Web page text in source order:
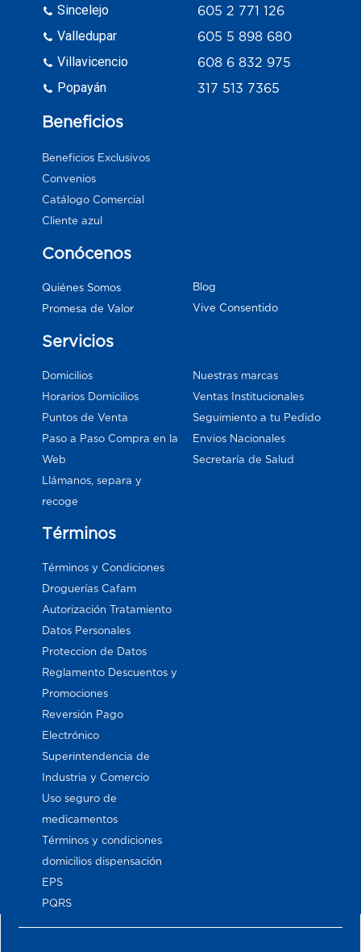
Sincelejo
Valledupar
Villavicencio
Popayán
605 2 771 126
605 5 898 680
608 6 832 975
317 513 7365
Beneficios
Beneficios Exclusivos
Convenios
Catálogo Comercial
Cliente azul
Conócenos
Quiénes Somos
Promesa de Valor
Blog
Vive Consentido
Servicios
Domicilios
Horarios Domicilios
Puntos de Venta
Paso a Paso Compra en la
Web
Llámanos, separa y
recoge
Nuestras marcas
Ventas Institucionales
Seguimiento a tu Pedido
Envios Nacionales
Secretaría de Salud
Términos
Términos y Condiciones
Droguerías Cafam
Autorización Tratamiento
Datos Personales
Proteccion de Datos
Reglamento Descuentos y
Promociones
Reversión Pago
Electrónico
Superintendencia de
Industria y Comercio
Uso seguro de
medicamentos
Términos y condiciones
domicilios dispensación
EPS
PQRS